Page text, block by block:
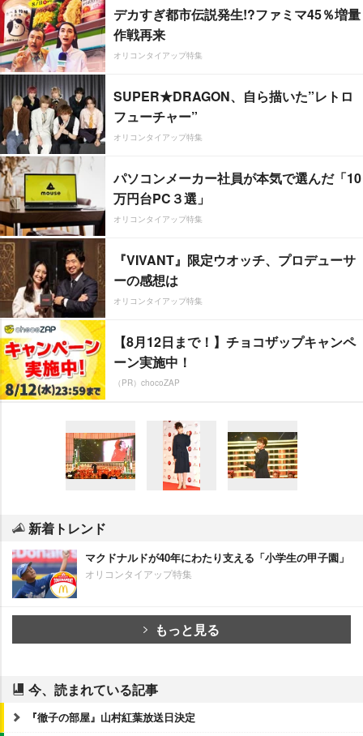
デカすぎ都市伝説発生!?ファミマ45％増量
作戦再来
オリコンタイアップ特集
SUPER★DRAGON、自ら描いた”レトロ
フューチャー”
オリコンタイアップ特集
パソコンメーカー社員が本気で選んだ「10
万円台PC３選」
オリコンタイアップ特集
『VIVANT』限定ウオッチ、プロデューサ
ーの感想は
オリコンタイアップ特集
【8月12日まで！】チョコザップキャンペ
ーン実施中！
（PR）chocoZAP
新着トレンド
マクドナルドが40年にわたり支える「小学生の甲子園」
オリコンタイアップ特集
もっと見る
今、読まれている記事
『徹子の部屋』山村紅葉放送日決定